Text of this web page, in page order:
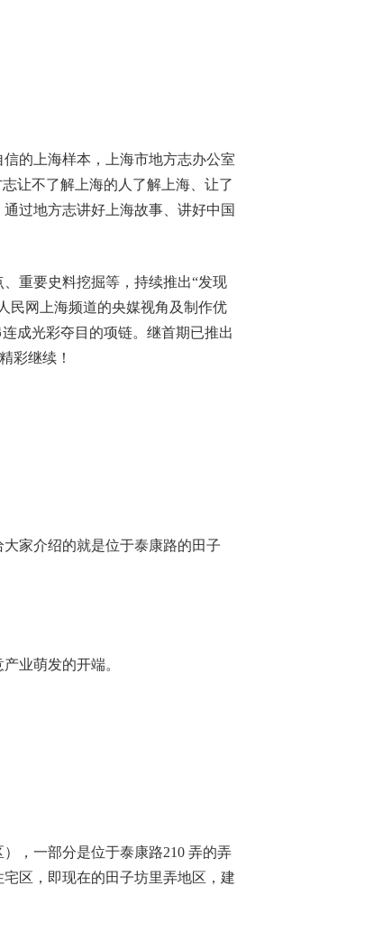
的上海样本，上海市地方志办公室
让不了解上海的人了解上海、让了
过地方志讲好上海故事、讲好中国
重要史料挖掘等，持续推出“发现
民网上海频道的央媒视角及制作优
成光彩夺目的项链。继首期已推出
彩继续！
家介绍的就是位于泰康路的田子
业萌发的开端。
，一部分是位于泰康路210 弄的弄
区，即现在的田子坊里弄地区，建